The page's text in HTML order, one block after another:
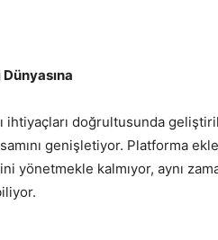
ihtiyaçları doğrultusunda
genişletiyor. Platforma
yönetmekle kalmıyor, aynı